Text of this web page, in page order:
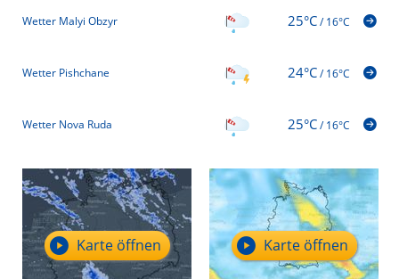
Wetter Malyi Obzyr 25°C/16°C
Wetter Pishchane 24°C/16°C
Wetter Nova Ruda 25°C/16°C
Karte öffnen Karte öffnen